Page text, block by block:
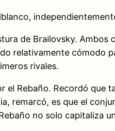
de Brailovsky.
relativamente cómodo
rivales.
Rebaño. Recordó que
remarcó, es que el
no solo capitaliza